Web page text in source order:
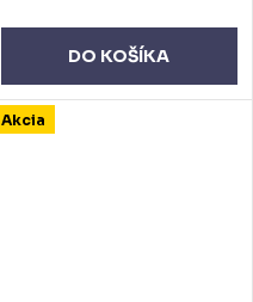
DO KOŠÍKA
Akcia